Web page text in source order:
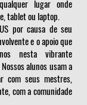
lugar onde
tablet ou laptop.
por causa de seu
e o apoio que
nesta vibrante
alunos usam a
com seus mestres,
com a comunidade